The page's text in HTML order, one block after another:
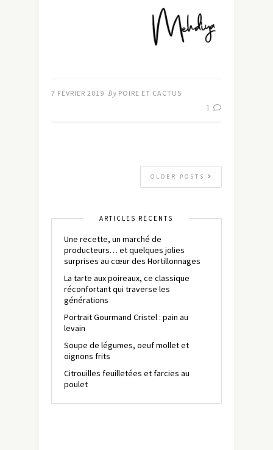
7 FÉVRIER 2019 By POIRE ET CACTUS
1
OLDER POSTS
ARTICLES RÉCENTS
Une recette, un marché de
producteurs… et quelques jolies
surprises au cœur des Hortillonnages
La tarte aux poireaux, ce classique
réconfortant qui traverse les
générations
Portrait Gourmand Cristel : pain au
levain
Soupe de légumes, oeuf mollet et
oignons frits
Citrouilles feuilletées et farcies au
poulet